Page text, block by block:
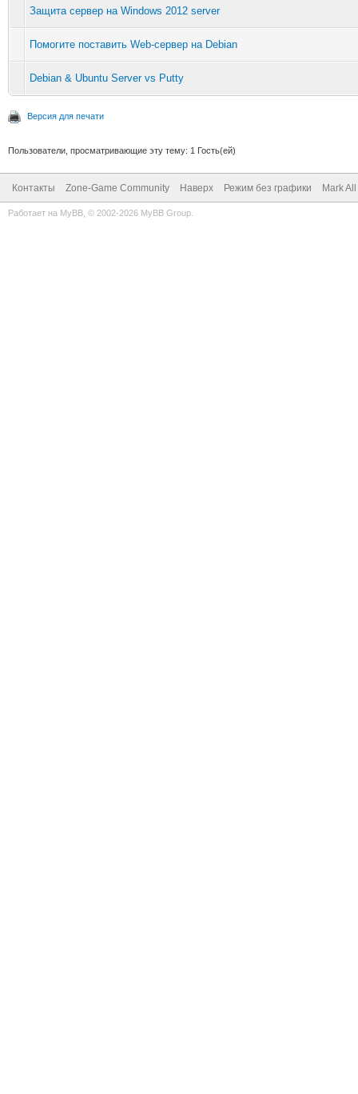
Защита сервер на Windows 2012 server
Помогите поставить Web-сервер на Debian
Debian & Ubuntu Server vs Putty
Версия для печати
Пользователи, просматривающие эту тему: 1 Гость(ей)
Контакты Zone-Game Community Наверх Режим без графики Mark
Работает на MyBB , © 2002-2026 MyBB Group